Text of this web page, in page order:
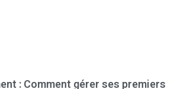
: Comment gérer ses premiers